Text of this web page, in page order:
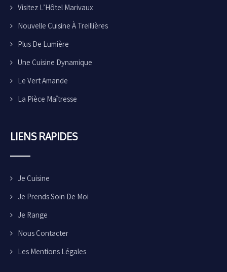
Visitez L’Hôtel Marivaux
Nouvelle Cuisine À Treillières
Plus De Lumière
Une Cuisine Dynamique
Le Vert Amande
La Pièce Maîtresse
LIENS RAPIDES
Je Cuisine
Je Prends Soin De Moi
Je Range
Nous Contacter
Les Mentions Légales